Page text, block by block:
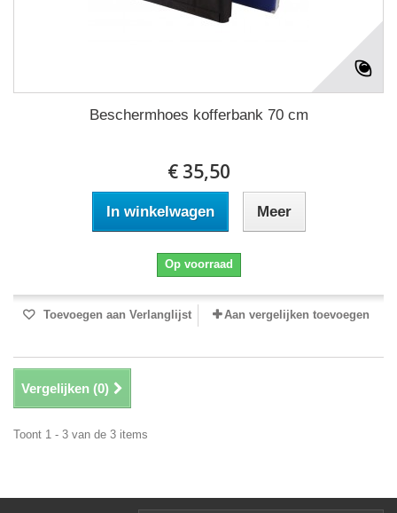
Beschermhoes kofferbank 70 cm
€ 35,50
In winkelwagen Meer
Op voorraad
Toevoegen aan Verlanglijst Aan vergelijken toevoegen
Vergelijken (0)
Toont 1 - 3 van de 3 items